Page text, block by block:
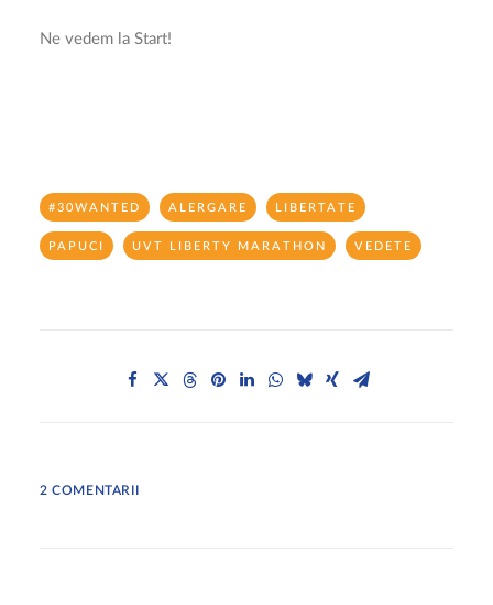
Ne vedem la Start!
#30WANTED ALERGARE LIBERTATE
PAPUCI UVT LIBERTY MARATHON VEDETE
2 COMENTARII